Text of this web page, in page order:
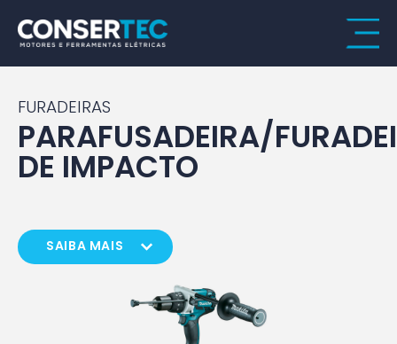
FURADEIRAS
PARAFUSADEIRA/
DE IMPACTO
SAIBA MAIS